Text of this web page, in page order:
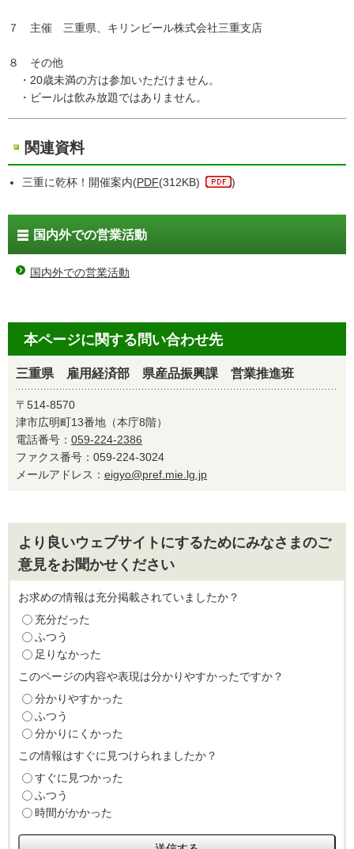
７ 主催 三重県、キリンビール株式会社三重支店
８ その他
・20歳未満の方は参加いただけません。
・ビールは飲み放題ではありません。
関連資料
三重に乾杯！開催案内(PDF(312KB) )
国内外での営業活動
国内外での営業活動
本ページに関する問い合わせ先
三重県 雇用経済部 県産品振興課 営業推進班
〒514-8570
津市広明町13番地（本庁8階）
電話番号： 059-224-2386
ファクス番号：059-224-3024
メールアドレス： eigyo@pref.mie.lg.jp
より良いウェブサイトにするためにみなさまのご
意見をお聞かせください
お求めの情報は充分掲載されていましたか？
充分だった
ふつう
足りなかった
このページの内容や表現は分かりやすかったですか？
分かりやすかった
ふつう
分かりにくかった
この情報はすぐに見つけられましたか？
すぐに見つかった
ふつう
時間がかかった